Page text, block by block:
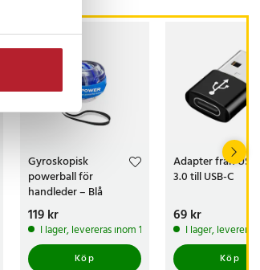
av denna produkt
Gyroskopisk
powerball för
handleder – Blå
Pris :119 kr
119 kr
I lager, levereras inom 1-2 vardagar
Köp
Adapter från USB
3.0 till USB-C
Pris:69 kr
69 kr
I lager,
Köp